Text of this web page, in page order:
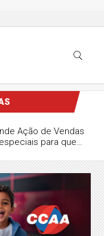
Ação de Vendas
para quem